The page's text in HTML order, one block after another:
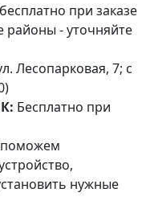
бесплатно при заказе
районы - уточняйте
Лесопарковая, 7; с
Бесплатно при
нужные